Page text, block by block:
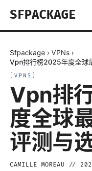
SFPACKAGE
Sfpackage › VPNs ›
Vpn排行榜2025年度全球
VPNS
Vpn排
度全球
评测与
CAMILLE MOREAU //